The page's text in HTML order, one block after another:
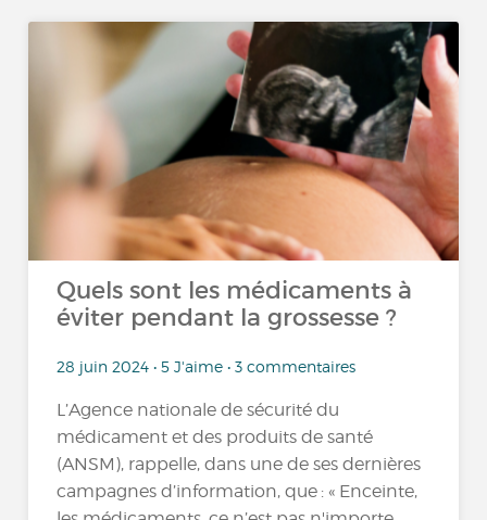
Quels sont les médicaments à
éviter pendant la grossesse ?
28 juin 2024 • 5 J'aime • 3 commentaires
L’Agence nationale de sécurité du
médicament et des produits de santé
(ANSM), rappelle, dans une de ses dernières
campagnes d’information, que : « Enceinte,